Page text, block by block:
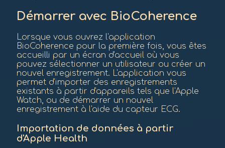
Démarrer avec BioCoherence
Lorsque vous ouvrez l'application
BioCoherence pour la première fois, vous êtes
accueilli par un écran d'accueil où vous
pouvez sélectionner un utilisateur ou créer un
nouvel enregistrement. L'application vous
permet d'importer des enregistrements
existants à partir d'appareils tels que l'Apple
Watch, ou de démarrer un nouvel
enregistrement à l'aide du capteur ECG.
Importation de données à partir
d'Apple Health